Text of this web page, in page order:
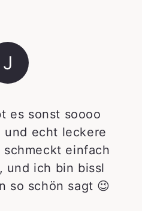
J
es sonst soooo
und echt leckere
schmeckt einfach
und ich bin bissl
so schön sagt 😉